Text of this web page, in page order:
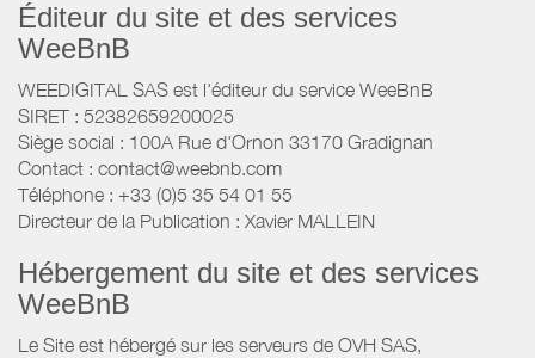
Éditeur du site et des services
WeeBnB
WEEDIGITAL SAS est l'éditeur du service WeeBnB
SIRET : 52382659200025
Siège social : 100A Rue d'Ornon 33170 Gradignan
Contact : contact@weebnb.com
Téléphone : +33 (0)5 35 54 01 55
Directeur de la Publication : Xavier MALLEIN
Hébergement du site et des services
WeeBnB
Le Site est hébergé sur les serveurs de OVH SAS,